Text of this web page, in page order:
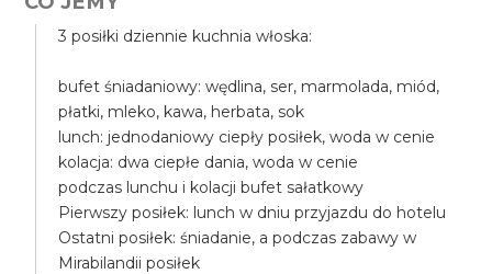
3 posiłki dziennie kuchnia włoska:
bufet śniadaniowy: wędlina, ser, marmolada, miód,
płatki, mleko, kawa, herbata, sok
lunch: jednodaniowy ciepły posiłek, woda w cenie
kolacja: dwa ciepłe dania, woda w cenie
podczas lunchu i kolacji bufet sałatkowy
Pierwszy posiłek: lunch w dniu przyjazdu do hotelu
Ostatni posiłek: śniadanie, a podczas zabawy w
Mirabilandii posiłek